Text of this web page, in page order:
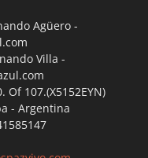
Agüero -
Villa -
Of 107.(X5152EYN)
- Argentina